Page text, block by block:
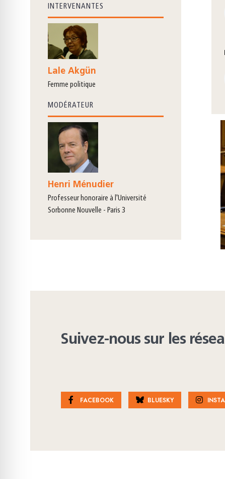
INTERVENANTES
Lale Akgün
femme politique
MODÉRATEUR
Henri Ménudier
professeur honoraire à l'Université
Sorbonne Nouvelle - Paris 3
Suivez-nous sur les
FACEBOOK BLUESKY